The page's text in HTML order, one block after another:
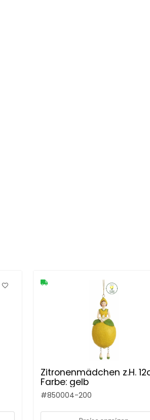
Zitronenmädchen z.H.
Farbe: gelb
#850004-200